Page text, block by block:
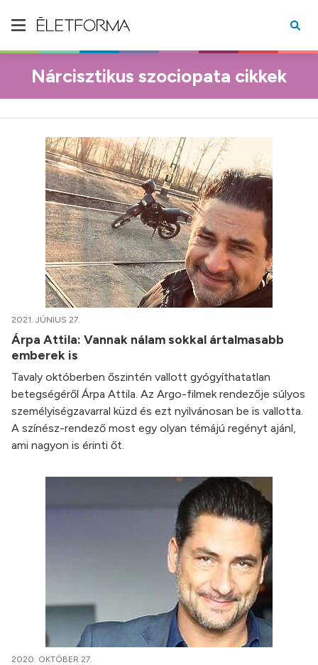
Nárcisztikus szociopata cikkek
2021. JÚNIUS 27.
Árpa Attila: Vannak nálam sokkal ártalmasabb
emberek is
Tavaly októberben őszintén vallott gyógyíthatatlan
betegségéről Árpa Attila. Az Argo-filmek rendezője súlyos
személyiségzavarral küzd és ezt nyilvánosan be is vallotta.
A színész-rendező most egy olyan témájú regényt ajánl,
ami nagyon is érinti őt.
2020. OKTÓBER 27.